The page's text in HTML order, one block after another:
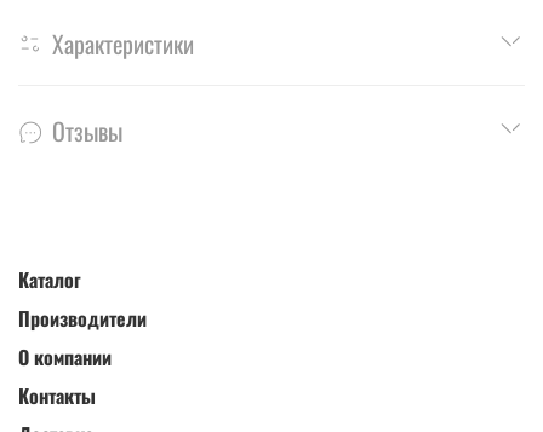
Характеристики
Отзывы
Каталог
Производители
О компании
Контакты